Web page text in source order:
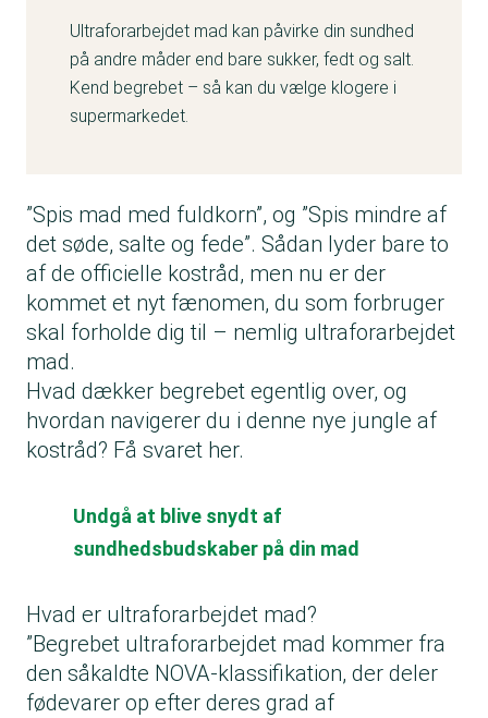
Ultraforarbejdet mad kan påvirke din sundhed
på andre måder end bare sukker, fedt og salt.
Kend begrebet – så kan du vælge klogere i
supermarkedet.
”Spis mad med fuldkorn”, og ”Spis mindre af
det søde, salte og fede”. Sådan lyder bare to
af de officielle kostråd, men nu er der
kommet et nyt fænomen, du som forbruger
skal forholde dig til – nemlig ultraforarbejdet
mad.
Hvad dækker begrebet egentlig over, og
hvordan navigerer du i denne nye jungle af
kostråd? Få svaret her.
Undgå at blive snydt af
sundhedsbudskaber på din mad
Hvad er ultraforarbejdet mad?
”Begrebet ultraforarbejdet mad kommer fra
den såkaldte NOVA-klassifikation, der deler
fødevarer op efter deres grad af